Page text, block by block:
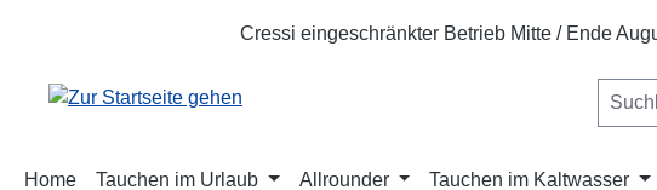
Zur Hauptnavigation springenCressi eingeschränkter Betrieb Mitte / Ende
Home Tauchen im Urlaub Allrounder Tauchen im Kaltwasser